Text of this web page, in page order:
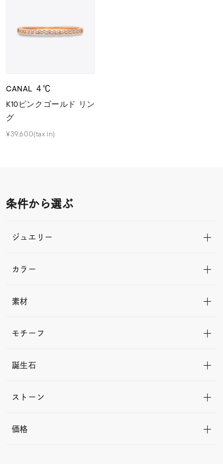
CANAL ４℃
K10ピンクゴールド リン
グ
¥39,600(tax in)
条件から選ぶ
ジュエリー
カラー
素材
モチーフ
誕生石
ストーン
価格